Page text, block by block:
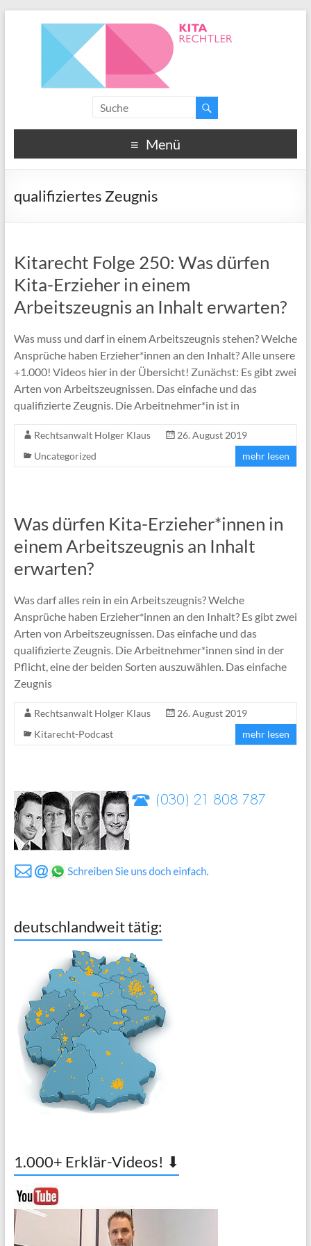
Menü
qualifiziertes Zeugnis
Kitarecht Folge 250: Was dürfen
Kita-Erzieher in einem
Arbeitszeugnis an Inhalt erwarten?
Was muss und darf in einem Arbeitszeugnis stehen? Welche
Ansprüche haben Erzieher*innen an den Inhalt? Alle unsere
+1.000! Videos hier in der Übersicht! Zunächst: Es gibt zwei
Arten von Arbeitszeugnissen. Das einfache und das
qualifizierte Zeugnis. Die Arbeitnehmer*in ist in
Rechtsanwalt Holger Klaus
26. August 2019
Uncategorized
mehr lesen
Was dürfen Kita-Erzieher*innen in
einem Arbeitszeugnis an Inhalt
erwarten?
Was darf alles rein in ein Arbeitszeugnis? Welche
Ansprüche haben Erzieher*innen an den Inhalt? Es gibt zwei
Arten von Arbeitszeugnissen. Das einfache und das
qualifizierte Zeugnis. Die Arbeitnehmer*innen sind in der
Pflicht, eine der beiden Sorten auszuwählen. Das einfache
Zeugnis
Rechtsanwalt Holger Klaus
26. August 2019
Kitarecht-Podcast
mehr lesen
deutschlandweit tätig:
1.000+ Erklär-Videos! ⬇